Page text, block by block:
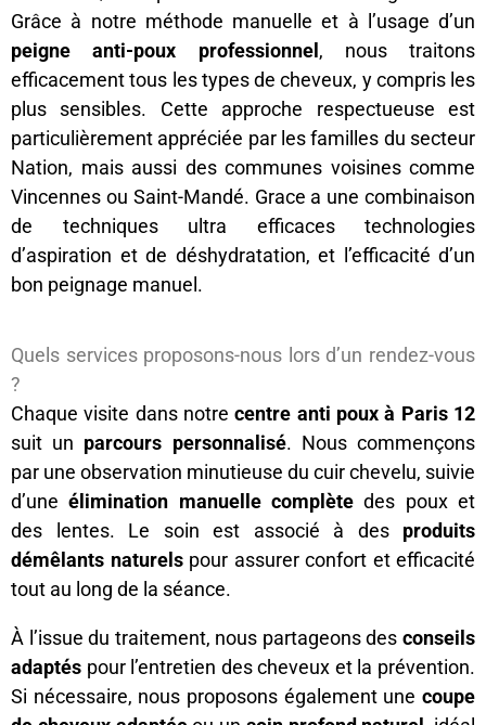
Grâce à notre méthode manuelle et à l’usage d’un
peigne anti-poux professionnel , nous traitons
efficacement tous les types de cheveux, y compris les
plus sensibles. Cette approche respectueuse est
particulièrement appréciée par les familles du secteur
Nation, mais aussi des communes voisines comme
Vincennes ou Saint-Mandé. Grace a une combinaison
de techniques ultra efficaces technologies
d’aspiration et de déshydratation, et l’efficacité d’un
bon peignage manuel.
Quels services proposons-nous lors d’un rendez-vous
?
Chaque visite dans notrecentre anti poux à Paris 12
suit un parcours personnalisé. Nous commençons
par une observation minutieuse du cuir chevelu, suivie
d’uneélimination manuelle complète des poux et
des lentes. Le soin est associé à des produits
démêlants naturelspour assurer confort et efficacité
tout au long de la séance.
À l’issue du traitement, nous partageons des conseils
adaptés pour l’entretien des cheveux et la prévention.
Si nécessaire, nous proposons également une coupe